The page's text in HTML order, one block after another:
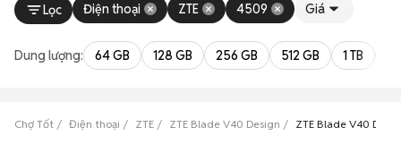
Lọc Điện thoại ZTE 4509 Giá
Dung lượng: 64 GB 128 GB 256 GB 512 GB 1 TB
Chợ Tốt Điện thoại ZTE ZTE Blade V40 Design ZTE Blade V40